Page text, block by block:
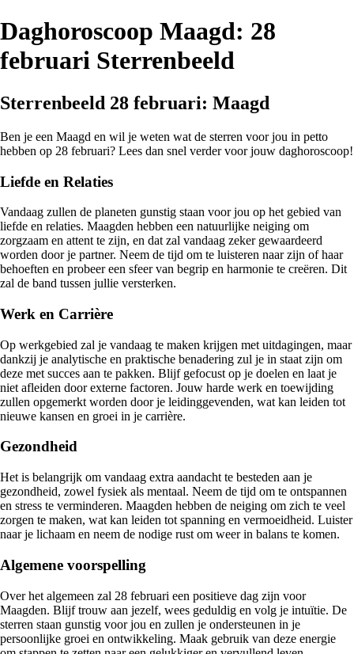
Daghoroscoop Maagd: 28
februari Sterrenbeeld
Sterrenbeeld 28 februari: Maagd
Ben je een Maagd en wil je weten wat de sterren voor jou in petto
hebben op 28 februari? Lees dan snel verder voor jouw daghoroscoop!
Liefde en Relaties
Vandaag zullen de planeten gunstig staan voor jou op het gebied van
liefde en relaties. Maagden hebben een natuurlijke neiging om
zorgzaam en attent te zijn, en dat zal vandaag zeker gewaardeerd
worden door je partner. Neem de tijd om te luisteren naar zijn of haar
behoeften en probeer een sfeer van begrip en harmonie te creëren. Dit
zal de band tussen jullie versterken.
Werk en Carrière
Op werkgebied zal je vandaag te maken krijgen met uitdagingen, maar
dankzij je analytische en praktische benadering zul je in staat zijn om
deze met succes aan te pakken. Blijf gefocust op je doelen en laat je
niet afleiden door externe factoren. Jouw harde werk en toewijding
zullen opgemerkt worden door je leidinggevenden, wat kan leiden tot
nieuwe kansen en groei in je carrière.
Gezondheid
Het is belangrijk om vandaag extra aandacht te besteden aan je
gezondheid, zowel fysiek als mentaal. Neem de tijd om te ontspannen
en stress te verminderen. Maagden hebben de neiging om zich te veel
zorgen te maken, wat kan leiden tot spanning en vermoeidheid. Luister
naar je lichaam en neem de nodige rust om weer in balans te komen.
Algemene voorspelling
Over het algemeen zal 28 februari een positieve dag zijn voor
Maagden. Blijf trouw aan jezelf, wees geduldig en volg je intuïtie. De
sterren staan gunstig voor jou en zullen je ondersteunen in je
persoonlijke groei en ontwikkeling. Maak gebruik van deze energie